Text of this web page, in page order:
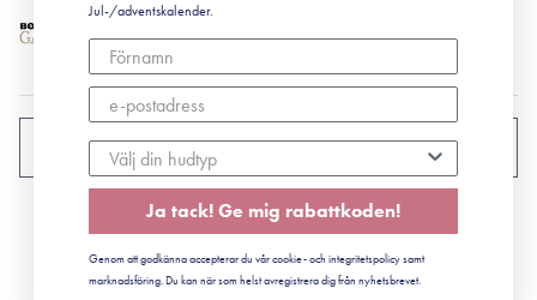
SVERIGE
© 2022 Surisuri ApS - Storstrømsvej 42, 6715 Esbjerg N
CVR: 41492252
Jul-/adventskalender.
Ja tack! Ge mig rabattkoden!
Genom att godkänna accepterar du vår cookie- och integritetspolicy samt
marknadsföring. Du kan när som helst avregistrera dig från nyhetsbrevet.